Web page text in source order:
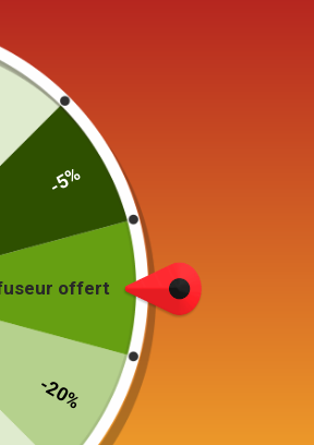
Nambu Tekki
Arare 1L
Ajouter au panier
offert
-20%
-5%